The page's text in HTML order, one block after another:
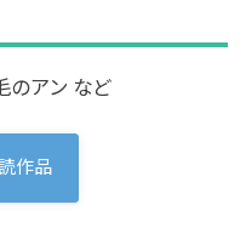
のアン など
作品